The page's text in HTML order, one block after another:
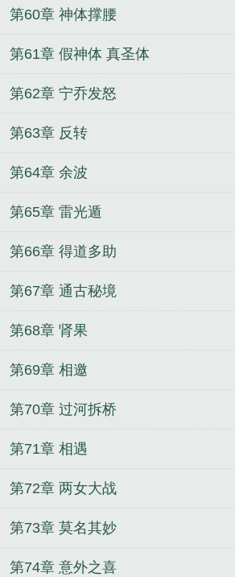
第60章 神体撑腰
第61章 假神体 真圣体
第62章 宁乔发怒
第63章 反转
第64章 余波
第65章 雷光遁
第66章 得道多助
第67章 通古秘境
第68章 肾果
第69章 相邀
第70章 过河拆桥
第71章 相遇
第72章 两女大战
第73章 莫名其妙
第74章 意外之喜